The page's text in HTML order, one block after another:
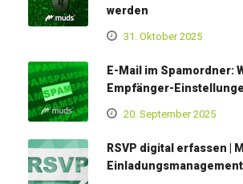
werden
31. Oktober 2025
E-Mail im Spamordner:
Empfänger-
20. September 2025
RSVP digital erfassen |
Einladungsmanagement